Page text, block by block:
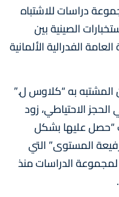
دراسات للاشتباه
الصينية بين
العامة الفدرالية الألمانية
المشتبه به “كلاوس ل.”
الاحتياطي، زود
“حصل عليها بشكل
المستوى” التي
الدراسات منذ